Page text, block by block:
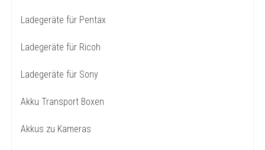
Ladegeräte für Pentax
Ladegeräte für Ricoh
Ladegeräte für Sony
Akku Transport Boxen
Akkus zu Kameras